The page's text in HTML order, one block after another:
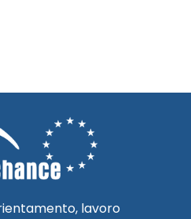
lavoro